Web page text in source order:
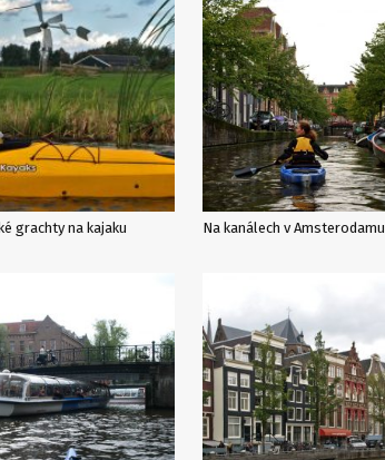
grachty na kajaku Na kanálech v Amsterodamu